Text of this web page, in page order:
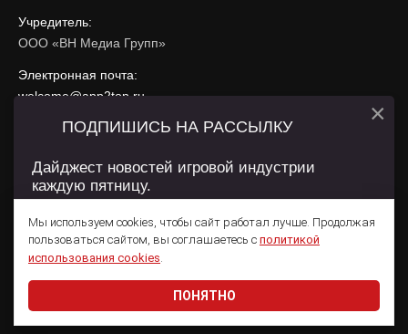
Учредитель:
ООО «ВН Медиа Групп»
Электронная почта:
welcome@app2top.ru
При использовании материалов активная ссылка на
Сайт использует IP адреса, cookie, данные геолокации
использования содержатся вПолитике конфиденциальностии
Пользовательском соглашении .
© 2011 — 2026 App2Top 16+
Мы используем cookies, чтобы сайт работал лучше. Продолжая
пользоваться сайтом, вы соглашаетесь с политикой
использования cookies.
ПОНЯТНО
ПОДПИШИСЬ НА РАССЫЛКУ
Дайджест новостей игровой индустрии
каждую пятницу.
Даю согласие на обработкуперсональных данных
×